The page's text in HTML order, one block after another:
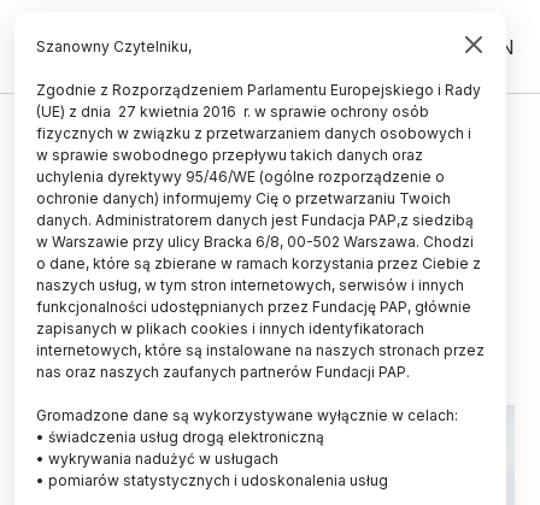
PL EN
ZDROWIE
Biochemik: ingerencja w
funkcjonowanie komórek
macierzystych może wpływać na
starzenie
09.09.2025
aktualizacja: 09.09.2025
5 minut czytania
Szanowny Czytelniku,
Zgodnie z Rozporządzeniem Parlamentu Europejskiego i Rady
(UE) z dnia 27 kwietnia 2016 r. w sprawie ochrony osób
fizycznych w związku z przetwarzaniem danych osobowych i
w sprawie swobodnego przepływu takich danych oraz
uchylenia dyrektywy 95/46/WE (ogólne rozporządzenie o
ochronie danych) informujemy Cię o przetwarzaniu Twoich
danych. Administratorem danych jest Fundacja PAP,z siedzibą
w Warszawie przy ulicy Bracka 6/8, 00-502 Warszawa. Chodzi
o dane, które są zbierane w ramach korzystania przez Ciebie z
naszych usług, w tym stron internetowych, serwisów i innych
funkcjonalności udostępnianych przez Fundację PAP, głównie
zapisanych w plikach cookies i innych identyfikatorach
internetowych, które są instalowane na naszych stronach przez
nas oraz naszych zaufanych partnerów Fundacji PAP.
Gromadzone dane są wykorzystywane wyłącznie w celach:
• świadczenia usług drogą elektroniczną
• wykrywania nadużyć w usługach
• pomiarów statystycznych i udoskonalenia usług